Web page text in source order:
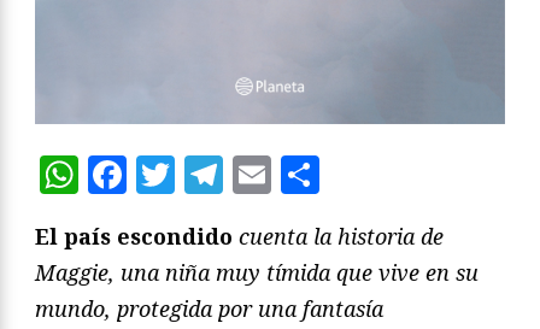
WhatsApp
Facebook
Twitter
Telegram
Email
El país escondido cuenta la historia de
Maggie, una niña muy tímida que vive en su
mundo, protegida por una fantasía